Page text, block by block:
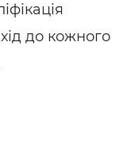
до кожного